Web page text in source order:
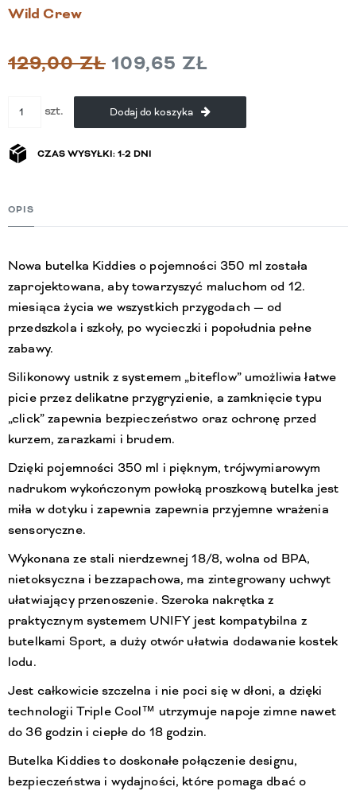
Wild Crew
129,00 ZŁ 109,65 ZŁ
szt. Dodaj do koszyka
CZAS WYSYŁKI: 1-2 DNI
OPIS
Nowa butelka Kiddies o pojemności 350 ml została
zaprojektowana, aby towarzyszyć maluchom od 12.
miesiąca życia we wszystkich przygodach — od
przedszkola i szkoły, po wycieczki i popołudnia pełne
zabawy.
Silikonowy ustnik z systemem „biteflow” umożliwia łatwe
picie przez delikatne przygryzienie, a zamknięcie typu
„click” zapewnia bezpieczeństwo oraz ochronę przed
kurzem, zarazkami i brudem.
Dzięki pojemności 350 ml i pięknym, trójwymiarowym
nadrukom wykończonym powłoką proszkową butelka jest
miła w dotyku i zapewnia zapewnia przyjemne wrażenia
sensoryczne.
Wykonana ze stali nierdzewnej 18/8, wolna od BPA,
nietoksyczna i bezzapachowa, ma zintegrowany uchwyt
ułatwiający przenoszenie. Szeroka nakrętka z
praktycznym systemem UNIFY jest kompatybilna z
butelkami Sport, a duży otwór ułatwia dodawanie kostek
lodu.
Jest całkowicie szczelna i nie poci się w dłoni, a dzięki
technologii Triple Cool™ utrzymuje napoje zimne nawet
do 36 godzin i ciepłe do 18 godzin.
Butelka Kiddies to doskonałe połączenie designu,
bezpieczeństwa i wydajności, które pomaga dbać o